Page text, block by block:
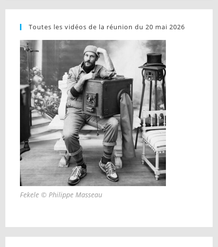
Toutes les vidéos de la réunion du 20 mai 2026
Fekele © Philippe Masseau